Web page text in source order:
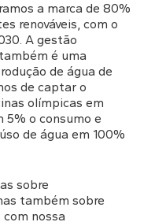
a marca de 80%
renováveis, com o
A gestão
é uma
de água de
de captar o
olímpicas em
5% o consumo e
de água em 100%
sobre
também sobre
nossa